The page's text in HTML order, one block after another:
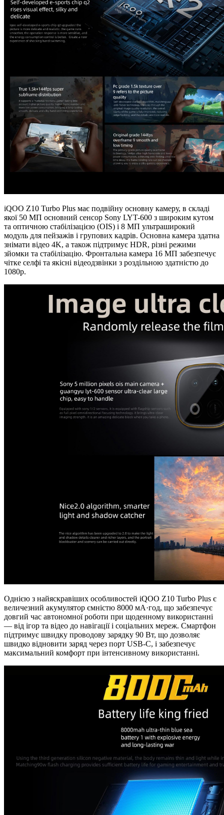
iQOO Z10 Turbo Plus має подвійну основну камеру, в складі
якої 50 МП основний сенсор Sony LYT-600 з широким кутом
та оптичною стабілізацією (OIS) і 8 МП ультраширокий
модуль для пейзажів і групових кадрів. Основна камера здатна
знімати відео 4K, а також підтримує HDR, різні режими
зйомки та стабілізацію. Фронтальна камера 16 МП забезпечує
чітке селфі та якісні відеодзвінки з роздільною здатністю до
1080p.
Однією з найяскравіших особливостей iQOO Z10 Turbo Plus є
величезний акумулятор ємністю 8000 мА·год, що забезпечує
довгий час автономної роботи при щоденному використанні
— від ігор та відео до навігації і соціальних мереж. Смартфон
підтримує швидку проводову зарядку 90 Вт, що дозволяє
швидко відновити заряд через порт USB-C, і забезпечує
максимальний комфорт при інтенсивному використанні.